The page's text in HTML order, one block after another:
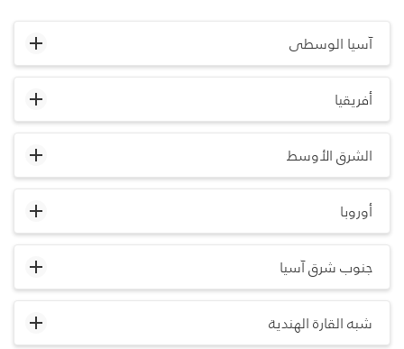
آسيا الوسطى
أفريقيا
الشرق الأوسط
أوروبا
جنوب شرق آسيا
شبه القارة الهندية